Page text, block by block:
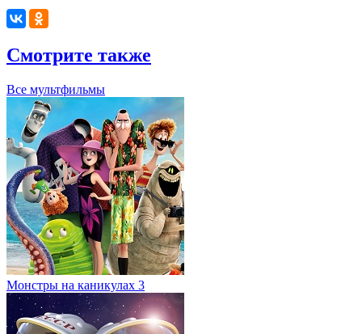
Смотрите также
Все мультфильмы
Монстры на каникулах 3